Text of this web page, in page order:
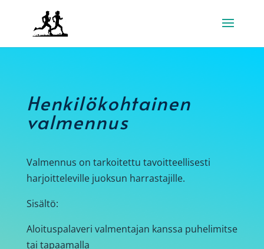
Henkilökohtainen
valmennus
Valmennus on tarkoitettu tavoitteellisesti
harjoitteleville juoksun harrastajille.
Sisältö:
Aloituspalaveri valmentajan kanssa puhelimitse
tai tapaamalla